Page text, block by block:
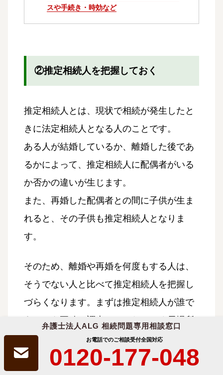
弁護士法人ALG 相続問題専用相談窓口
お電話でのご相談受付全国対応
0120-177-048
スや手続き・時効など
②推定相続人を把握しておく
推定相続人とは、現状で相続が発生したと
きに法定相続人となる人のことです。
ある人が結婚しているか、離婚した後であ
るかによって、推定相続人に配偶者がいる
か否かの違いが生じます。
また、再婚した配偶者との間に子供が生ま
れると、その子供も推定相続人となりま
す。
そのため、離婚や再婚を何度もする人は、
そうでない人と比べて推定相続人を把握し
づらくなります。まずは推定相続人が誰で
あるかを正確に調査して、なるべく居場所
についても把握することが望ましいでしょ
う。